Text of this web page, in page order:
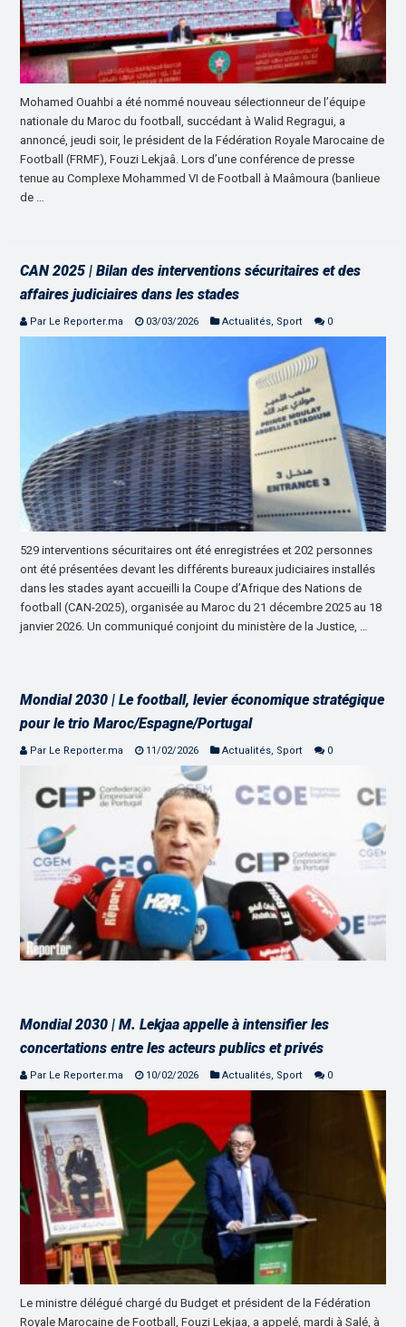
Mohamed Ouahbi a été nommé nouveau sélectionneur de l’équipe
nationale du Maroc du football, succédant à Walid Regragui, a
annoncé, jeudi soir, le président de la Fédération Royale Marocaine de
Football (FRMF), Fouzi Lekjaâ. Lors d’une conférence de presse
tenue au Complexe Mohammed VI de Football à Maâmoura (banlieue
de …
CAN 2025 | Bilan des interventions sécuritaires et des
affaires judiciaires dans les stades
Par Le Reporter.ma 03/03/2026 Actualités, Sport 0
529 interventions sécuritaires ont été enregistrées et 202 personnes
ont été présentées devant les différents bureaux judiciaires installés
dans les stades ayant accueilli la Coupe d’Afrique des Nations de
football (CAN-2025), organisée au Maroc du 21 décembre 2025 au 18
janvier 2026. Un communiqué conjoint du ministère de la Justice, …
Mondial 2030 | Le football, levier économique stratégique
pour le trio Maroc/Espagne/Portugal
Par Le Reporter.ma 11/02/2026 Actualités, Sport 0
Mondial 2030 | M. Lekjaa appelle à intensifier les
concertations entre les acteurs publics et privés
Par Le Reporter.ma 10/02/2026 Actualités, Sport 0
Le ministre délégué chargé du Budget et président de la Fédération
Royale Marocaine de Football, Fouzi Lekjaa, a appelé, mardi à Salé, à